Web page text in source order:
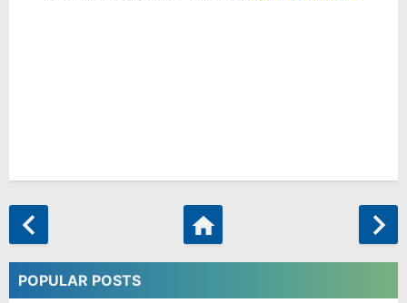
POPULAR POSTS